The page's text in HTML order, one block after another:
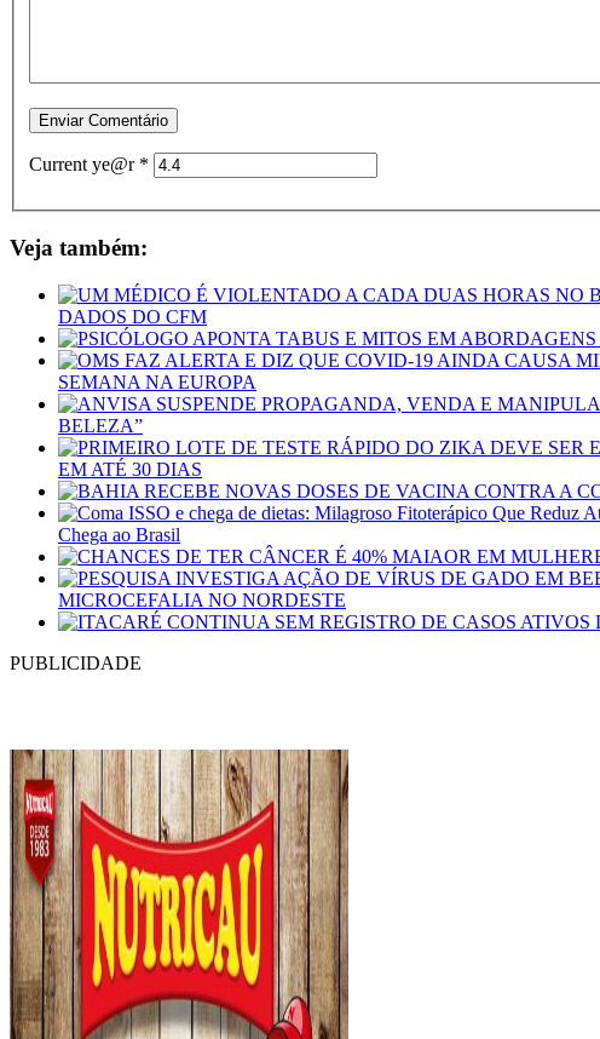
Current ye@r *
Veja também:
DADOS DO CFM
SEMANA NA EUROPA
BELEZA”
EM ATÉ 30 DIAS
Chega ao Brasil
MICROCEFALIA NO NORDESTE
PUBLICIDADE